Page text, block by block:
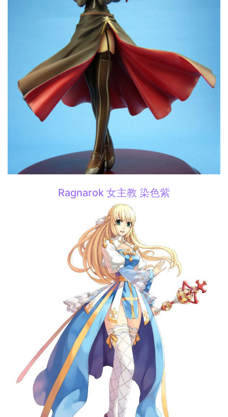
Ragnarok 女主教 染色紫